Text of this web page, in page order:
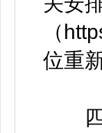
（
位重
四